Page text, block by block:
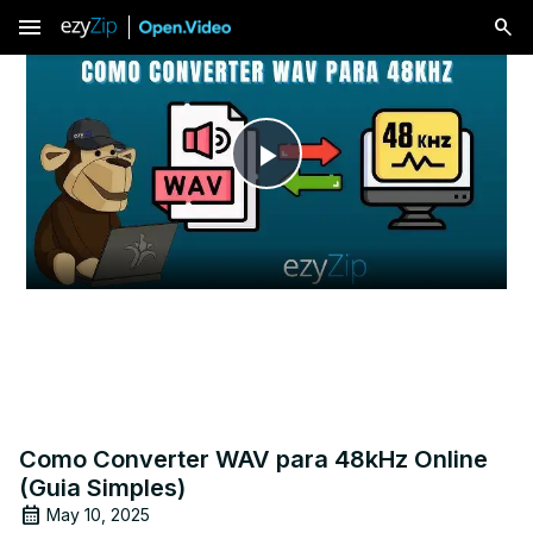
menu
Play
Video
Como Converter WAV para 48kHz Online
(Guia Simples)
May 10, 2025